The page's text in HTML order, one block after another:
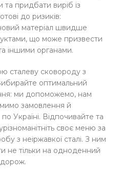
придбати виріб із
до ризиків:
матеріал швидше
що може призвести
іншими органами.
сталеву сковороду з
оптимальний
ми допоможемо, нам
замовлення й
Україні. Відпочивайте та
своє меню за
з неіржавкої сталі. З ним
не тільки на одноденний